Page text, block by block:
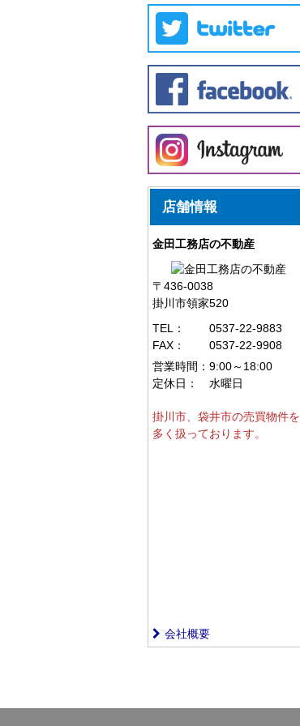
店舗情報
金田工務店の不動産
〒436-0038
掛川市領家520
TEL：
0537-22-9883
FAX：
0537-22-9908
営業時間： 9:00～18:00
定休日：
水曜日
掛川市、袋井市の売買物件を
多く扱っております。
会社概要